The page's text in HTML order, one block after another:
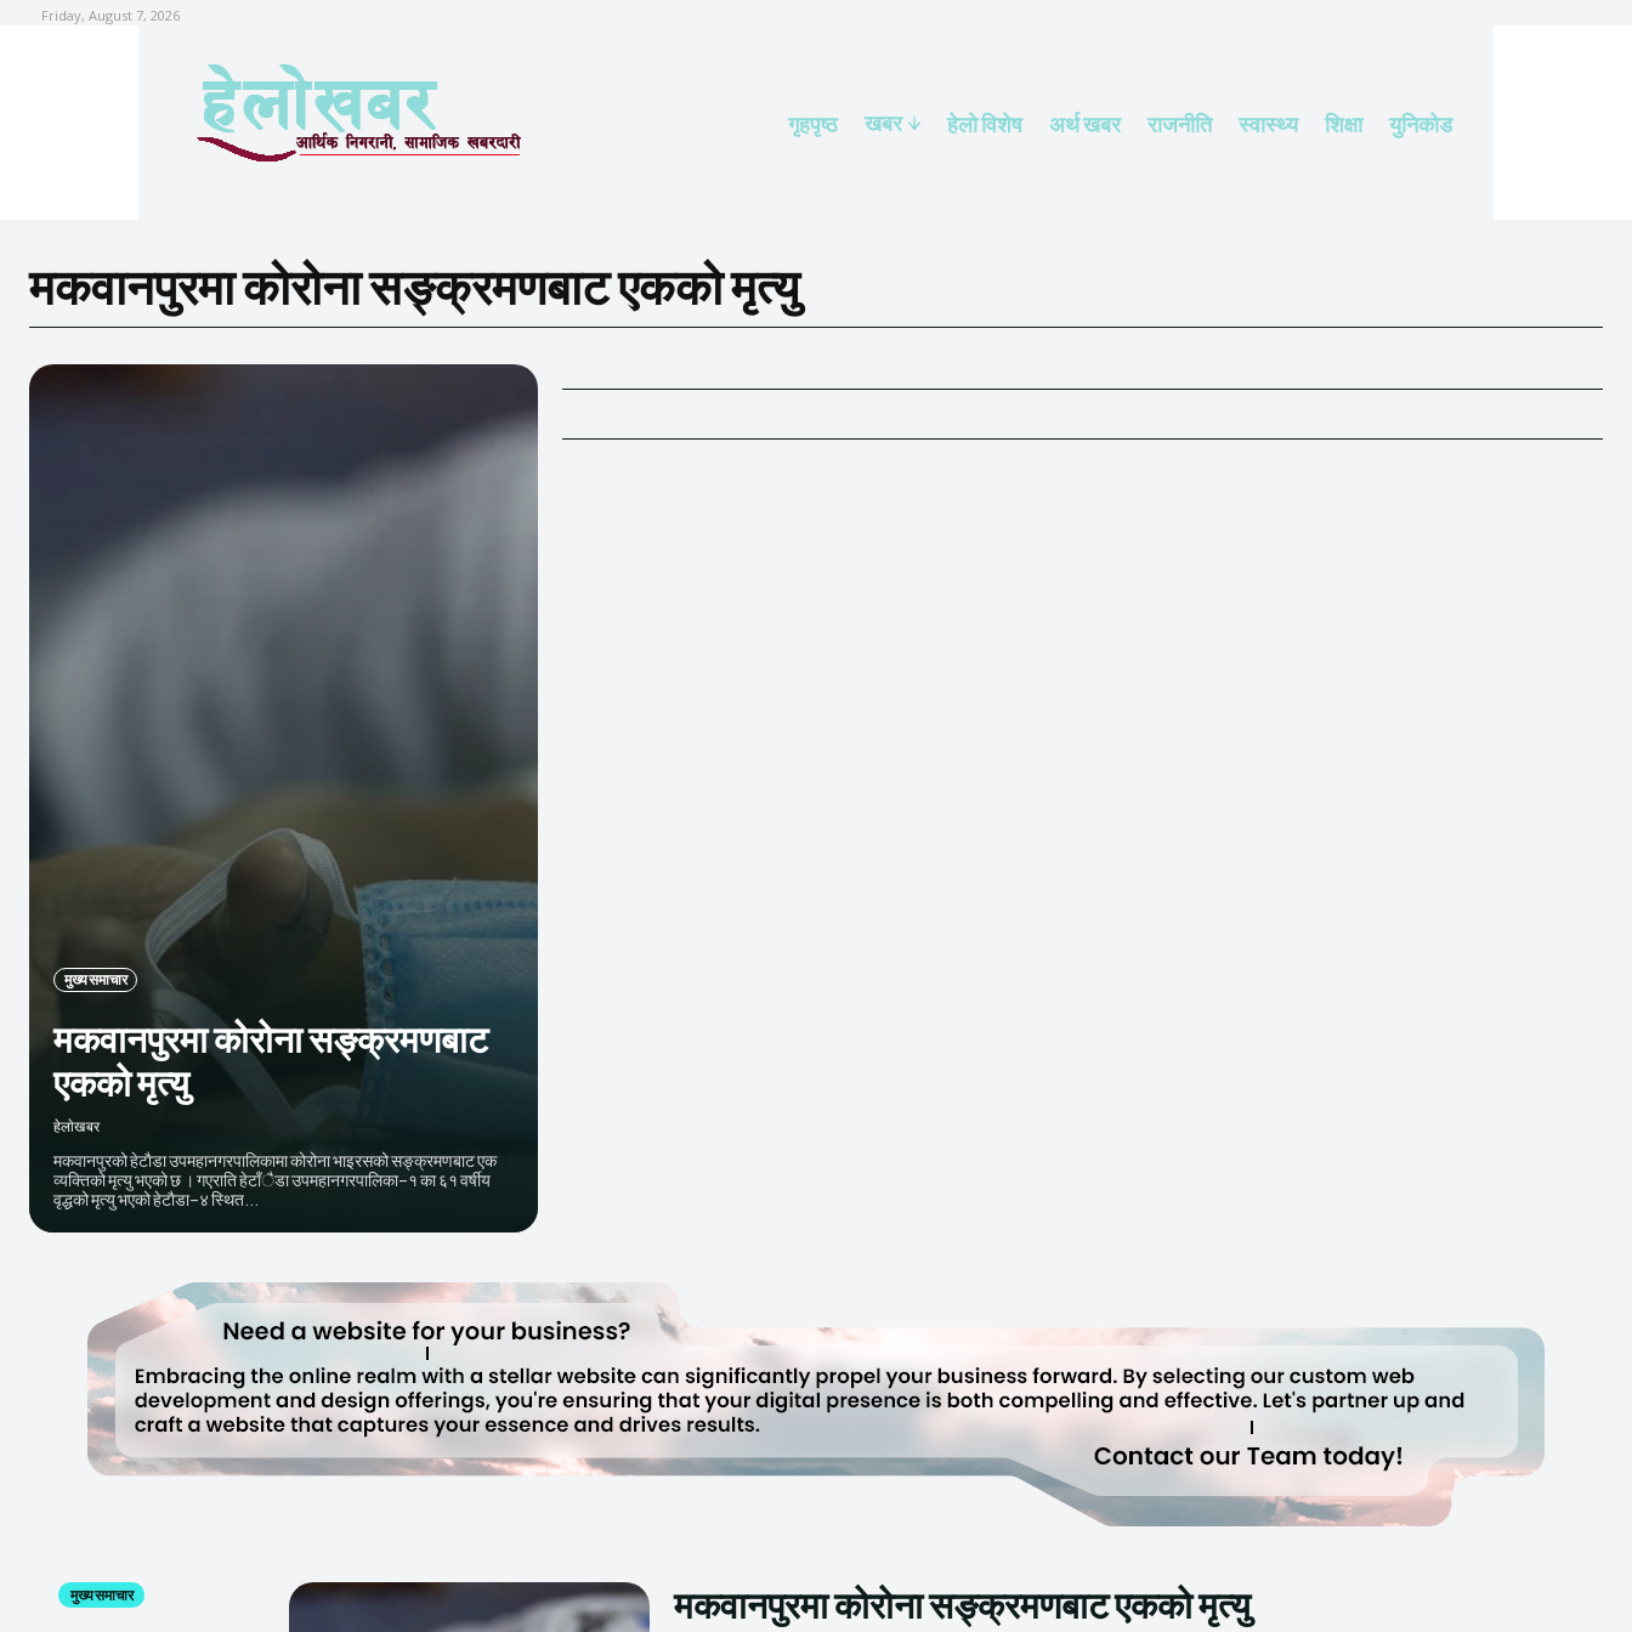
Friday, August 7, 2026
गृहपृष्ठ खबर हेलाे विशेष अर्थ खबर राजनीति स्वास्थ्य शिक्षा युनिकोड
मकवानपुरमा कोरोना सङ्क्रमणबाट एकको मृत्यु
मुख्य समाचार
मकवानपुरमा कोरोना सङ्क्रमणबाट
एकको मृत्यु
हेलाेखबर
मकवानपुरको हेटाैडा उपमहानगरपालिकामा कोरोना भाइरसको सङ्क्रमणबाट एक
व्यक्तिको मृत्यु भएको छ । गएराति हेटाँैडा उपमहानगरपालिका–१ का ६१ वर्षीय
वृद्धको मृत्यु भएको हेटाैडा–४ स्थित...
मुख्य समाचार मकवानपुरमा कोरोना सङ्क्रमणबाट एकको मृत्यु